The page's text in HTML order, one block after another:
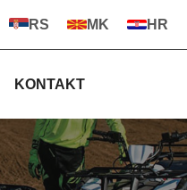
RS MK HR
KONTAKT